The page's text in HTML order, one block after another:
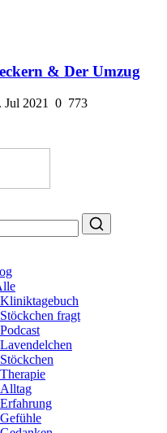
& Der Umzug
Jul 2021 0 773
fragt